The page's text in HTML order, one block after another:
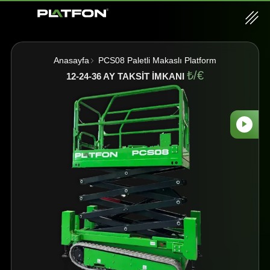
Anasayfa PCS08 Paletli Makaslı Platform
12-24-36 AY TAKSİT İMKANI ₺/€